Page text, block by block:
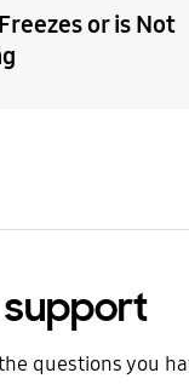
or is Not
questions you